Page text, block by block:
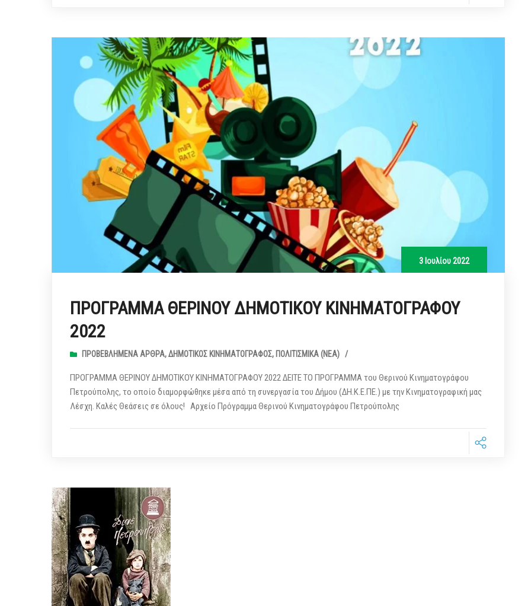
3 Ιουλίου 2022
ΠΡΟΓΡΑΜΜΑ ΘΕΡΙΝΟΥ ΔΗΜΟΤΙΚΟΥ ΚΙΝΗΜΑΤΟΓΡΑΦΟΥ
2022
ΠΡΟΒΕΒΛΗΜΈΝΑ ΆΡΘΡΑ,ΔΗΜΟΤΙΚΌΣ ΚΙΝΗΜΑΤΟΓΡΆΦΟΣ, ΠΟΛΙΤΙΣΜΙΚΆ (ΝΕΑ) /
ΠΡΟΓΡΑΜΜΑ ΘΕΡΙΝΟΥ ΔΗΜΟΤΙΚΟΥ ΚΙΝΗΜΑΤΟΓΡΑΦΟΥ 2022 ΔΕΙΤΕ ΤΟ ΠΡΟΓΡΑΜΜΑ του Θερινού Κινηματογράφου
Πετρούπολης, το οποίο διαμορφώθηκε μέσα από τη συνεργασία του Δήμου (ΔΗ.Κ.Ε.ΠΕ.) με την Κινηματογραφική μας
Λέσχη. Καλές Θεάσεις σε όλους! Αρχείο Πρόγραμμα Θερινού Κινηματογράφου Πετρούπολης